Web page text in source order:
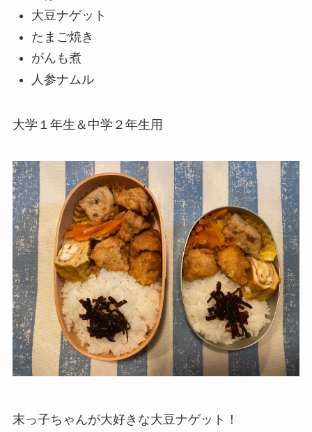
大豆ナゲット
たまご焼き
がんも煮
人参ナムル
大学１年生＆中学２年生用
末っ子ちゃんが大好きな大豆ナゲット！